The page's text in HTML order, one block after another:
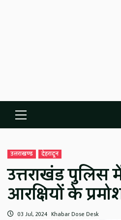
Primary
Menu
उत्तराखण्ड देहरादून
उत्तराखंड पुलिस
आरक्षियों के
03 Jul, 2024 Khabar Dose Desk